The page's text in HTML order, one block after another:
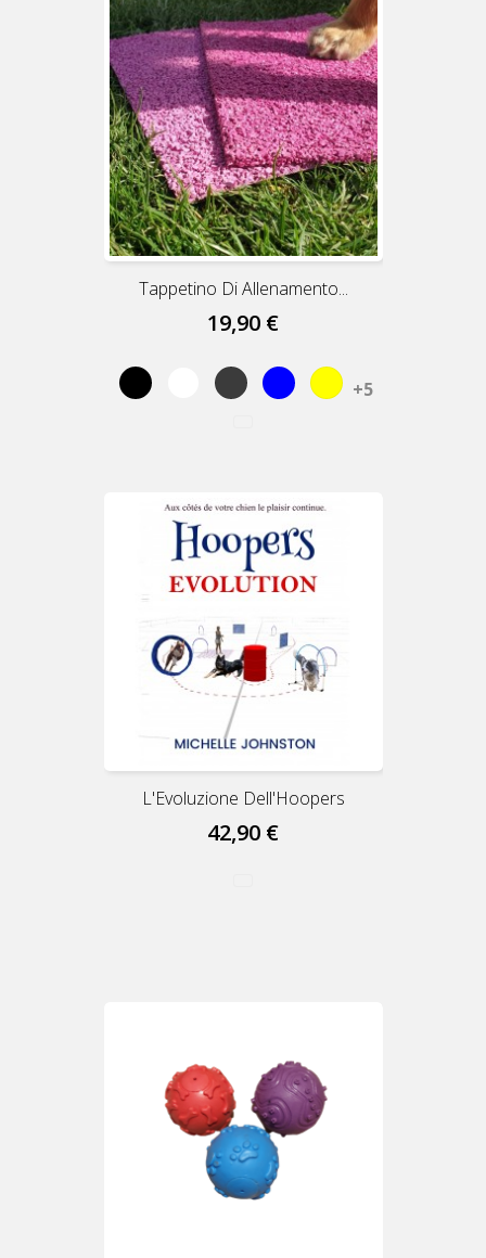
Tappetino Di Allenamento...
19,90 €
Black White Grey Blue Yellow
+5
L'Evoluzione Dell'Hoopers
42,90 €